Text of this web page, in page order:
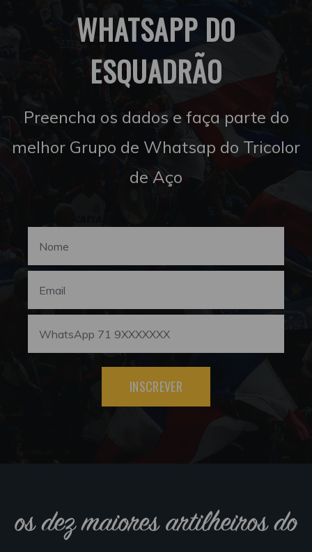
WHATSAPP DO
ESQUADRÃO
Preencha os dados e faça parte do
melhor Grupo de Whatsap do Tricolor
de Aço
INSCREVER
os dez maiores artilheiros do